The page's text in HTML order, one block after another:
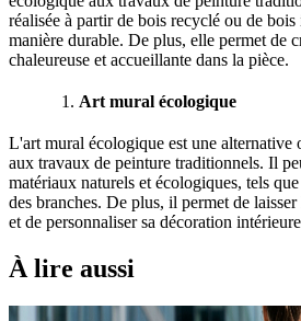
réalisée à partir de bois recyclé ou de bois
manière durable. De plus, elle permet de
chaleureuse et accueillante dans la pièce.
Art mural écologique
L'art mural écologique est une alternative
aux travaux de peinture traditionnels. Il
matériaux naturels et écologiques, tels
des branches. De plus, il permet de
et de personnaliser sa décoration
À lire aussi